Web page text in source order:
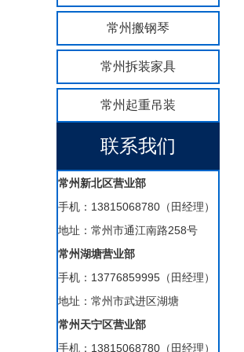
常州搬钢琴
常州拆装家具
常州起重吊装
联系我们
常州新北区营业部
手机：13815068780（田经理）
地址：常州市通江南路258号
常州湖塘营业部
手机：13776859995（田经理）
地址：常州市武进区湖塘
常州天宁区营业部
手机：13815068780（田经理）